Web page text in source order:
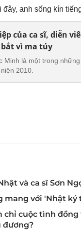
anh sống kín
của ca sĩ, diễn
bắt vì ma túy
Minh là một trong
2010.
và ca sĩ Sơn
mang với 'Nhật ký
chỉ cuộc tình
đương?